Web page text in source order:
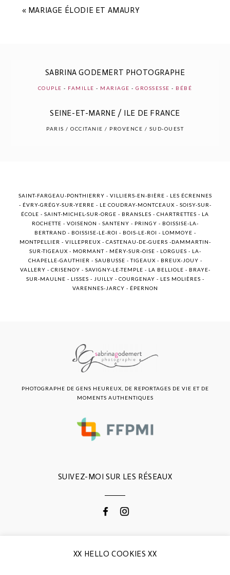
Les champs marqués sont requis *
POST COMMENT
« MARIAGE ÉLODIE ET AMAURY
SABRINA GODEMERT PHOTOGRAPHE
COUPLE - FAMILLE - MARIAGE -GROSSESSE - BÉBÉ
SEINE-ET-MARNE / ILE DE FRANCE
PARIS / OCCITANIE / PROVENCE / SUD-OUEST
SAINT-FARGEAU-PONTHIERRY - VILLIERS-EN-BIÈRE - LES ÉCRENNES
- ÉVRY-GRÉGY-SUR-YERRE - LE COUDRAY-MONTCEAUX - SOISY-SUR-
ÉCOLE - SAINT-MICHEL-SUR-ORGE - BRANSLES - CHARTRETTES - LA
ROCHETTE - VOISENON - SANTENY - PRINGY - BOISSISE-LA-
BERTRAND - BOISSISE-LE-ROI - BOIS-LE-ROI - LOMMOYE -
MONTPELLIER - VILLEPREUX - CASTENAU-DE-GUERS -DAMMARTIN-
SUR-TIGEAUX - MORMANT - MÉRY-SUR-OISE - LORGUES - LA-
CHAPELLE-GAUTHIER - SAUBUSSE - TIGEAUX - BREUX-JOUY -
VALLERY - CRISENOY - SAVIGNY-LE-TEMPLE - LA BELLIOLE - BRAYE-
SUR-MAULNE - LISSES - JUILLY - COURGENAY - LES MOLIÈRES -
VARENNES-JARCY - ÉPERNON
SUIVEZ-MOI SUR LES RÉSEAUX
PHOTOGRAPHE DE GENS HEUREUX, DE REPORTAGES DE VIE ET DE
MOMENTS AUTHENTIQUES
CONTACTEZ-MOI
XX HELLO COOKIES XX